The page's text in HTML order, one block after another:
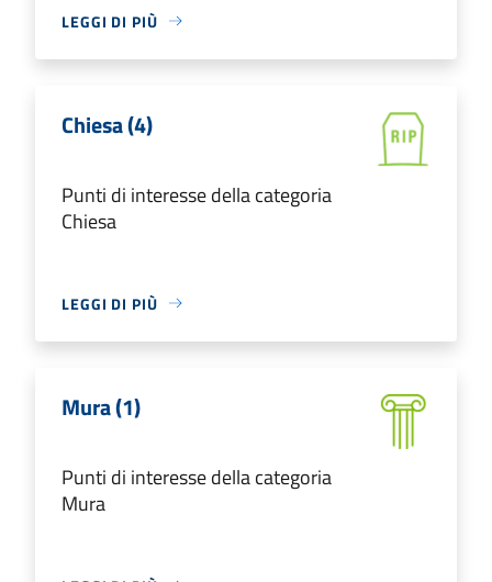
LEGGI DI PIÙ
Chiesa (4)
Punti di interesse della categoria
Chiesa
LEGGI DI PIÙ
Mura (1)
Punti di interesse della categoria
Mura